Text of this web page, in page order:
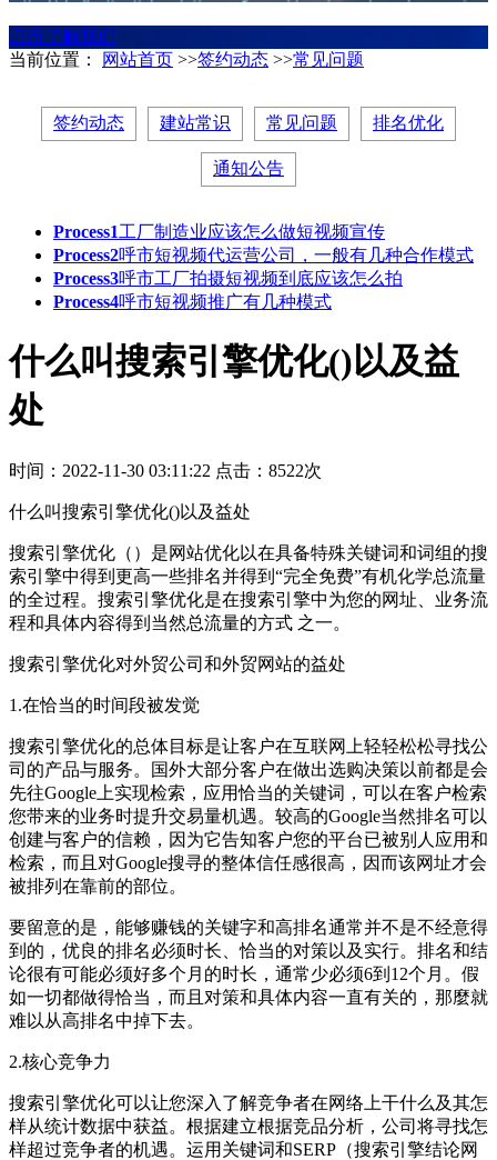
点击了解我们
当前位置：
网站首页 >>签约动态 >>常见问题
签约动态 建站常识 常见问题 排名优化
通知公告
Process1工厂制造业应该怎么做短视频宣传
Process2呼市短视频代运营公司，一般有几种合作模式
Process3呼市工厂拍摄短视频到底应该怎么拍
Process4呼市短视频推广有几种模式
什么叫搜索引擎优化()以及益
处
时间：2022-11-30 03:11:22 点击：8522次
什么叫搜索引擎优化()以及益处
搜索引擎优化（）是网站优化以在具备特殊关键词和词组的搜
索引擎中得到更高一些排名并得到“完全免费”有机化学总流量
的全过程。搜索引擎优化是在搜索引擎中为您的网址、业务流
程和具体内容得到当然总流量的方式 之一。
搜索引擎优化对外贸公司和外贸网站的益处
1.在恰当的时间段被发觉
搜索引擎优化的总体目标是让客户在互联网上轻轻松松寻找公
司的产品与服务。国外大部分客户在做出选购决策以前都是会
先往Google上实现检索，应用恰当的关键词，可以在客户检索
您带来的业务时提升交易量机遇。较高的Google当然排名可以
创建与客户的信赖，因为它告知客户您的平台已被别人应用和
检索，而且对Google搜寻的整体信任感很高，因而该网址才会
被排列在靠前的部位。
要留意的是，能够赚钱的关键字和高排名通常并不是不经意得
到的，优良的排名必须时长、恰当的对策以及实行。排名和结
论很有可能必须好多个月的时长，通常少必须6到12个月。假
如一切都做得恰当，而且对策和具体内容一直有关的，那麼就
难以从高排名中掉下去。
2.核心竞争力
搜索引擎优化可以让您深入了解竞争者在网络上干什么及其怎
样从统计数据中获益。根据建立根据竞品分析，公司将寻找怎
样超过竞争者的机遇。运用关键词和SERP（搜索引擎结论网